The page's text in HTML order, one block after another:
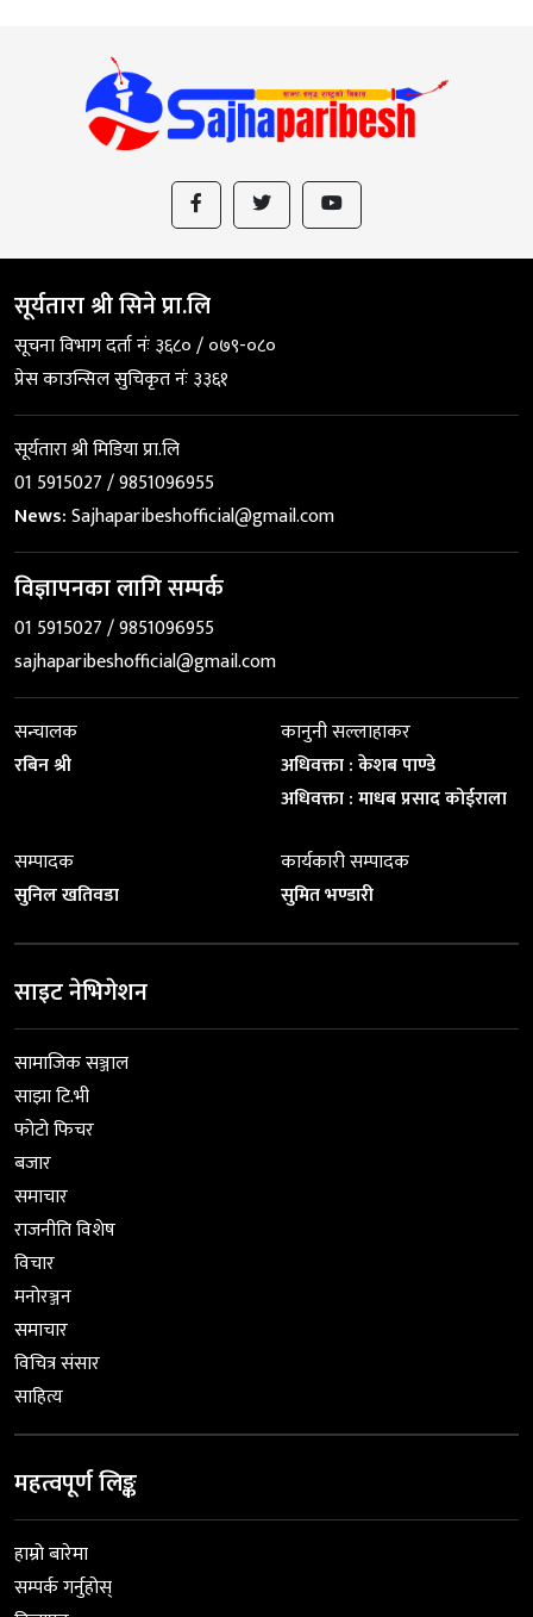
सूर्यतारा श्री सिने प्रा.लि
सूचना विभाग दर्ता नंः ३६८० / ०७९-०८०
प्रेस काउन्सिल सुचिकृत नंः ३३६१
सूर्यतारा श्री मिडिया प्रा.लि
01 5915027 / 9851096955
News:Sajhaparibeshofficial@gmail.com
विज्ञापनका लागि सम्पर्क
01 5915027 / 9851096955
sajhaparibeshofficial@gmail.com
सन्चालक
रबिन श्री
कानुनी सल्लाहाकर
अधिवक्ता : केशब पाण्डे
अधिवक्ता : माधब प्रसाद कोईराला
सम्पादक
सुनिल खतिवडा
कार्यकारी सम्पादक
सुमित भण्डारी
साइट नेभिगेशन
सामाजिक सञ्जाल
साझा टि.भी
फोटो फिचर
बजार
समाचार
राजनीति विशेष
विचार
मनोरञ्जन
समाचार
विचित्र संसार
साहित्य
महत्वपूर्ण लिङ्क
हाम्रो बारेमा
सम्पर्क गर्नुहोस्